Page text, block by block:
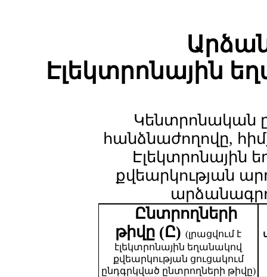
Էլեկտրոնային
Կենտրոնական
հանձնաժողովը,
Էլեկտրոնային
քվեարկության
Ընտրողների
թիվը (Ը) (լրացվում է
էլեկտրոնային եղանակով
քվեարկության ցուցակում
ընդգրկված ընտրողների թիվը)